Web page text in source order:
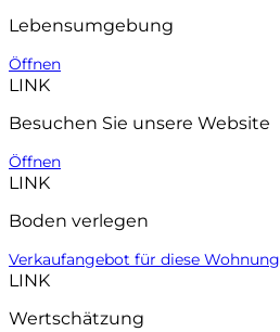
Lebensumgebung
Öffnen
LINK
Besuchen Sie unsere Website
Öffnen
LINK
Boden verlegen
Verkaufangebot für diese Wohnung
LINK
Wertschätzung